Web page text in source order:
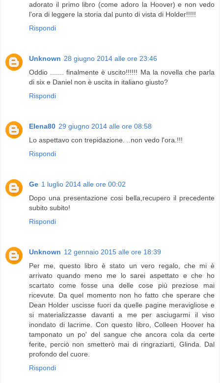
adorato il primo libro (come adoro la Hoover) e non vedo
l'ora di leggere la storia dal punto di vista di Holder!!!!!
Rispondi
Unknown 28 giugno 2014 alle ore 23:46
Oddio ....... finalmente è uscito!!!!!! Ma la novella che parla
di six e Daniel non è uscita in italiano giusto?
Rispondi
Elena80 29 giugno 2014 alle ore 08:58
Lo aspettavo con trepidazione. ..non vedo l'ora.!!!
Rispondi
Ge 1 luglio 2014 alle ore 00:02
Dopo una presentazione cosi bella,recupero il precedente
subito subito!
Rispondi
Unknown 12 gennaio 2015 alle ore 18:39
Per me, questo libro è stato un vero regalo, che mi è
arrivato quando meno me lo sarei aspettato e che ho
scartato come fosse una delle cose più preziose mai
ricevute. Da quel momento non ho fatto che sperare che
Dean Holder uscisse fuori da quelle pagine meravigliose e
si materializzasse davanti a me per asciugarmi il viso
inondato di lacrime. Con questo libro, Colleen Hoover ha
tamponato un po' del sangue che ancora cola da certe
ferite, perciò non smetterò mai di ringraziarti, Glinda. Dal
profondo del cuore.
Rispondi